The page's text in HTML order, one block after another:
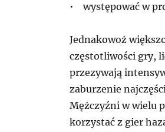
• występować w
Jednakowoż
częstotliwości gry,
przezywają
zaburzenie
Mężczyźni w wielu
korzystać z gier